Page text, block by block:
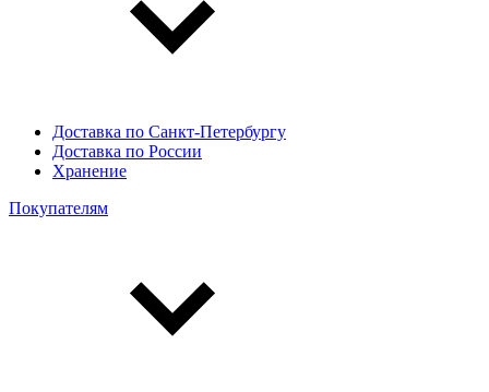
Доставка по Санкт-Петербургу
Доставка по России
Хранение
Покупателям